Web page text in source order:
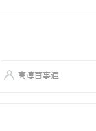
高淳百事通